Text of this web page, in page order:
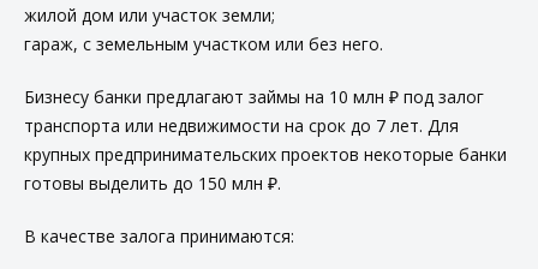
жилой дом или участок земли;
гараж, с земельным участком или без него.
Бизнесу банки предлагают займы на 10 млн ₽ под залог
транспорта или недвижимости на срок до 7 лет. Для
крупных предпринимательских проектов некоторые банки
готовы выделить до 150 млн ₽.
В качестве залога принимаются: